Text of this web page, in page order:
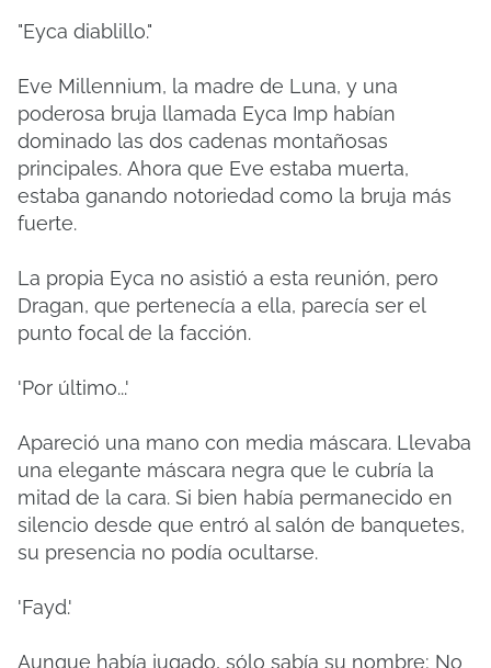
"Eyca diablillo."
Eve Millennium, la madre de Luna, y una
poderosa bruja llamada Eyca Imp habían
dominado las dos cadenas montañosas
principales. Ahora que Eve estaba muerta,
estaba ganando notoriedad como la bruja más
fuerte.
La propia Eyca no asistió a esta reunión, pero
Dragan, que pertenecía a ella, parecía ser el
punto focal de la facción.
'Por último...'
Apareció una mano con media máscara. Llevaba
una elegante máscara negra que le cubría la
mitad de la cara. Si bien había permanecido en
silencio desde que entró al salón de banquetes,
su presencia no podía ocultarse.
'Fayd.'
Aunque había jugado, sólo sabía su nombre; No